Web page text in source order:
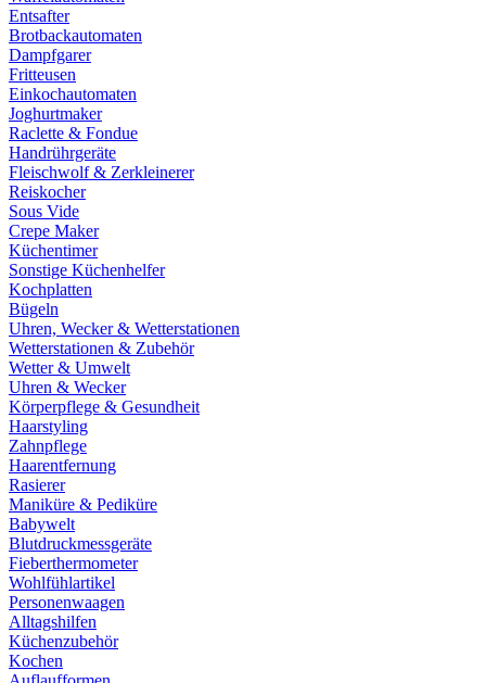
Entsafter
Brotbackautomaten
Dampfgarer
Fritteusen
Einkochautomaten
Joghurtmaker
Raclette & Fondue
Handrührgeräte
Fleischwolf & Zerkleinerer
Reiskocher
Sous Vide
Crepe Maker
Küchentimer
Sonstige Küchenhelfer
Kochplatten
Bügeln
Uhren, Wecker & Wetterstationen
Wetterstationen & Zubehör
Wetter & Umwelt
Uhren & Wecker
Körperpflege & Gesundheit
Haarstyling
Zahnpflege
Haarentfernung
Rasierer
Maniküre & Pediküre
Babywelt
Blutdruckmessgeräte
Fieberthermometer
Wohlfühlartikel
Personenwaagen
Alltagshilfen
Küchenzubehör
Kochen